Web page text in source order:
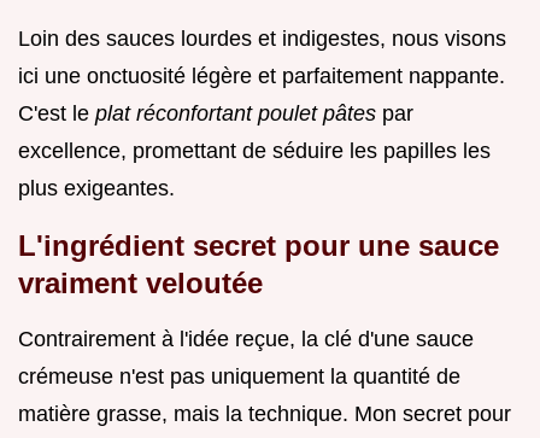
Loin des sauces lourdes et indigestes, nous visons
ici une onctuosité légère et parfaitement nappante.
C'est le plat réconfortant poulet pâtes par
excellence, promettant de séduire les papilles les
plus exigeantes.
L'ingrédient secret pour une sauce
vraiment veloutée
Contrairement à l'idée reçue, la clé d'une sauce
crémeuse n'est pas uniquement la quantité de
matière grasse, mais la technique. Mon secret pour